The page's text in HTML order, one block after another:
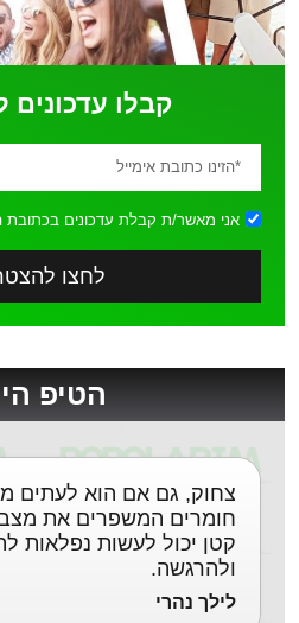
קבלו עדכונים
אני מאשר/ת קבלת עדכונים בכתובת
לחצו
הטיפ
צחוק, גם אם הוא לעתים
חומרים המשפרים את מצב
קטן יכול לעשות נפלאות
ולהרגשה.
לילך נהרי